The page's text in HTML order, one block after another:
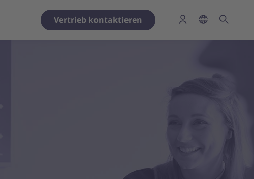
Vertrieb kontaktieren